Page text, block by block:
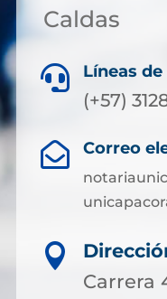
Caldas
 Líneas
(+57)
 Correo

Carrera